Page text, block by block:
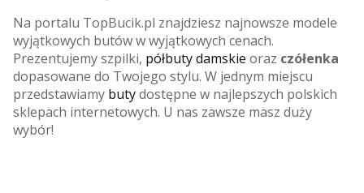
Na portalu TopBucik.pl znajdziesz najnowsze modele
wyjątkowych butów w wyjątkowych cenach.
Prezentujemy szpilki, półbuty damskie oraz czółenka
dopasowane do Twojego stylu. W jednym miejscu
przedstawiamy butydostępne w najlepszych polskich
sklepach internetowych. U nas zawsze masz duży
wybór!